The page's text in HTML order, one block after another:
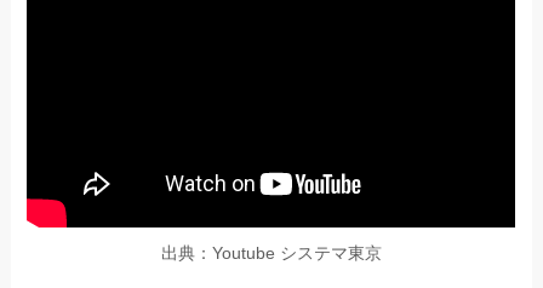
出典：Youtube システマ東京